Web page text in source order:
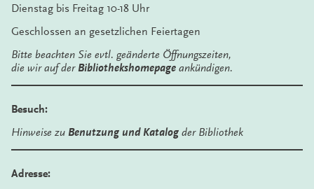
Dienstag bis Freitag 10-18 Uhr
Geschlossen an gesetzlichen Feiertagen
Bitte beachten Sie evtl. geänderte Öffnungszeiten,
die wir auf der Bibliothekshomepage ankündigen.
Besuch:
Hinweise zu Benutzung und Katalog der Bibliothek
Adresse: